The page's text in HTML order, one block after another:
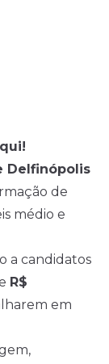
Delfinópolis
de
médio e
a candidatos
R$
em